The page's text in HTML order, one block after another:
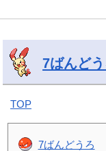
7ばんど
TOP
7ばんどうろ